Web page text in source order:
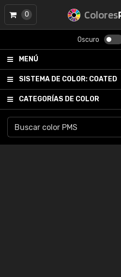
Colores
Oscuro
MENÚ
SISTEMA DE COLOR: COATED
CATEGORÍAS DE COLOR
0